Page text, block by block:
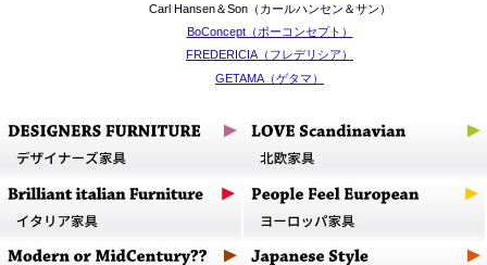
Carl Hansen＆Son（カールハンセン＆サン）
BoConcept（ボーコンセプト）
FREDERICIA（フレデリシア）
GETAMA（ゲタマ）
LE KLINT（レ・クリント）
LIGHTYEARS（ライトイヤーズ）
取扱商品にてブランド・デザイナーのリストを掲載しております
アイテム別にもご案内しておりますので是非ご覧下さい